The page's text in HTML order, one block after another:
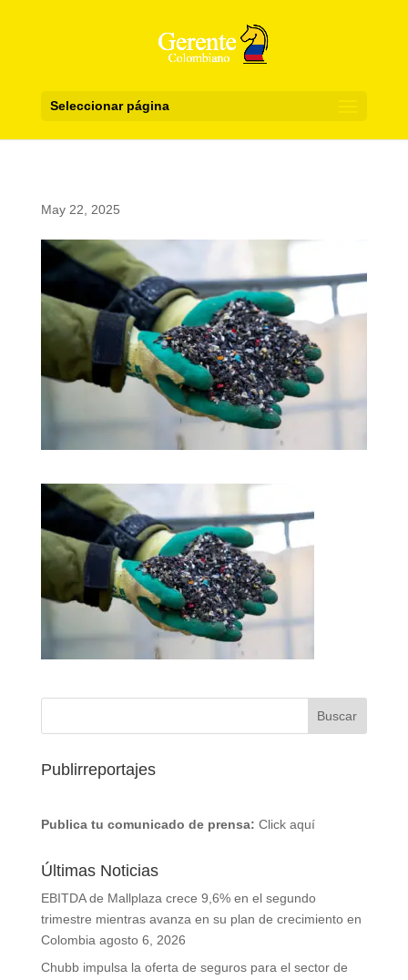
Seleccionar página
May 22, 2025
Publirreportajes
Publica tu comunicado de prensa: Click aquí
Últimas Noticias
EBITDA de Mallplaza crece 9,6% en el segundo
trimestre mientras avanza en su plan de crecimiento en
Colombia agosto 6, 2026
Chubb impulsa la oferta de seguros para el sector de